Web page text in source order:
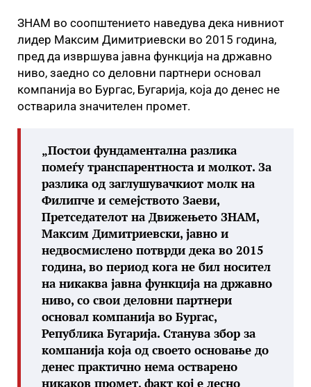
ЗНАМ во соопштението наведува дека нивниот
лидер Максим Димитриевски во 2015 година,
пред да извршува јавна функција на државно
ниво, заедно со деловни партнери основал
компанија во Бургас, Бугарија, која до денес не
остварила значителен промет.
„Постои фундаментална разлика
помеѓу транспарентноста и молкот. За
разлика од заглушувачкиот молк на
Филипче и семејството Заеви,
Претседателот на Движењето ЗНАМ,
Максим Димитриевски, јавно и
недвосмислено потврди дека во 2015
година, во период кога не бил носител
на никаква јавна функција на државно
ниво, со свои деловни партнери
основал компанија во Бургас,
Република Бугарија. Станува збор за
компанија која од своето основање до
денес практично нема остварено
никаков промет, факт кој е лесно